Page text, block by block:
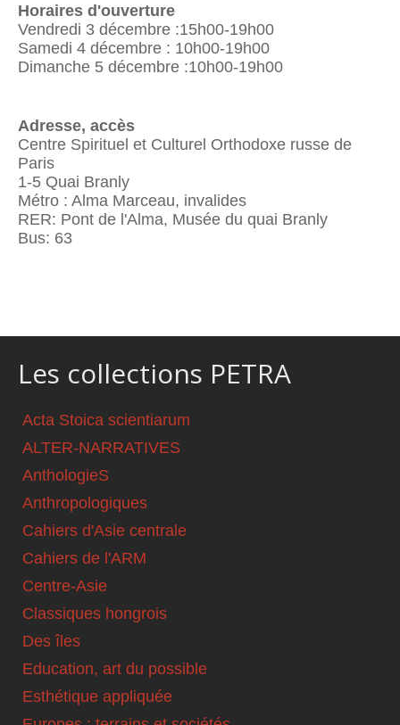
Horaires d'ouverture
Vendredi 3 décembre :15h00-19h00
Samedi 4 décembre : 10h00-19h00
Dimanche 5 décembre :10h00-19h00
Adresse, accès
Centre Spirituel et Culturel Orthodoxe russe de
Paris
1-5 Quai Branly
Métro : Alma Marceau, invalides
RER: Pont de l'Alma, Musée du quai Branly
Bus: 63
Les collections PETRA
Acta Stoica scientiarum
ALTER-NARRATIVES
AnthologieS
Anthropologiques
Cahiers d'Asie centrale
Cahiers de l'ARM
Centre-Asie
Classiques hongrois
Des îles
Education, art du possible
Esthétique appliquée